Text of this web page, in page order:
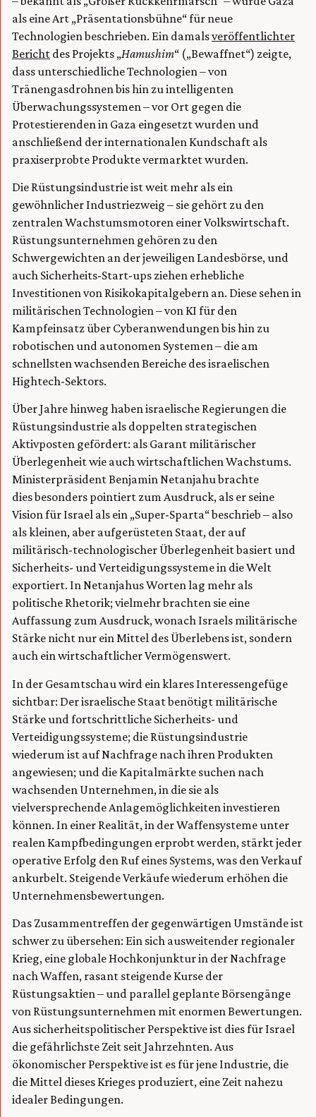
als eine Art „Präsentationsbühne“ für neue
Technologien beschrieben. Ein damalsveröffentlichter
Bericht des Projekts „Hamushim“ („Bewaffnet“) zeigte,
dass unterschiedliche Technologien – von
Tränengasdrohnen bis hin zu intelligenten
Überwachungssystemen – vor Ort gegen die
Protestierenden in Gaza eingesetzt wurden und
anschließend der internationalen Kundschaft als
praxiserprobte Produkte vermarktet wurden.
Die Rüstungsindustrie ist weit mehr als ein
gewöhnlicher Industriezweig – sie gehört zu den
zentralen Wachstumsmotoren einer Volkswirtschaft.
Rüstungsunternehmen gehören zu den
Schwergewichten an der jeweiligen Landesbörse, und
auch Sicherheits-Start-ups ziehen erhebliche
Investitionen von Risikokapitalgebern an. Diese sehen in
militärischen Technologien – von KI für den
Kampfeinsatz über Cyberanwendungen bis hin zu
robotischen und autonomen Systemen – die am
schnellsten wachsenden Bereiche des israelischen
Hightech-Sektors.
Über Jahre hinweg haben israelische Regierungen die
Rüstungsindustrie als doppelten strategischen
Aktivposten gefördert: als Garant militärischer
Überlegenheit wie auch wirtschaftlichen Wachstums.
Ministerpräsident Benjamin Netanjahu brachte
dies besonders pointiert zum Ausdruck, als er seine
Vision für Israel als ein „Super-Sparta“ beschrieb – also
als kleinen, aber aufgerüsteten Staat, der auf
militärisch-technologischer Überlegenheit basiert und
Sicherheits- und Verteidigungssysteme in die Welt
exportiert. In Netanjahus Worten lag mehr als
politische Rhetorik; vielmehr brachten sie eine
Auffassung zum Ausdruck, wonach Israels militärische
Stärke nicht nur ein Mittel des Überlebens ist, sondern
auch ein wirtschaftlicher Vermögenswert.
In der Gesamtschau wird ein klares Interessengefüge
sichtbar: Der israelische Staat benötigt militärische
Stärke und fortschrittliche Sicherheits- und
Verteidigungssysteme; die Rüstungsindustrie
wiederum ist auf Nachfrage nach ihren Produkten
angewiesen; und die Kapitalmärkte suchen nach
wachsenden Unternehmen, in die sie als
vielversprechende Anlagemöglichkeiten investieren
können. In einer Realität, in der Waffensysteme unter
realen Kampfbedingungen erprobt werden, stärkt jeder
operative Erfolg den Ruf eines Systems, was den Verkauf
ankurbelt. Steigende Verkäufe wiederum erhöhen die
Unternehmensbewertungen.
Das Zusammentreffen der gegenwärtigen Umstände ist
schwer zu übersehen: Ein sich ausweitender regionaler
Krieg, eine globale Hochkonjunktur in der Nachfrage
nach Waffen, rasant steigende Kurse der
Rüstungsaktien – und parallel geplante Börsengänge
von Rüstungsunternehmen mit enormen Bewertungen.
Aus sicherheitspolitischer Perspektive ist dies für Israel
die gefährlichste Zeit seit Jahrzehnten. Aus
ökonomischer Perspektive ist es für jene Industrie, die
die Mittel dieses Krieges produziert, eine Zeit nahezu
idealer Bedingungen.